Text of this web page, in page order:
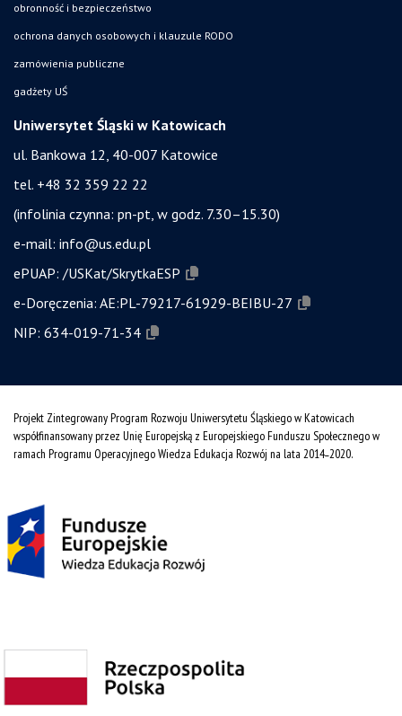
obronność i bezpieczeństwo
ochrona danych osobowych i klauzule RODO
zamówienia publiczne
gadżety UŚ
Uniwersytet Śląski w Katowicach
ul. Bankowa 12, 40-007 Katowice
tel. +48 32 359 22 22
(infolinia czynna: pn-pt, w godz. 7.30–15.30)
e-mail: info@us.edu.pl
ePUAP: /USKat/SkrytkaESP
e-Doręczenia: AE:PL-79217-61929-BEIBU-27
NIP: 634-019-71-34
Projekt Zintegrowany Program Rozwoju Uniwersytetu Śląskiego w Katowicach
współfinansowany przez Unię Europejską z Europejskiego Funduszu Społecznego w
ramach Programu Operacyjnego Wiedza Edukacja Rozwój na lata 2014˗2020.